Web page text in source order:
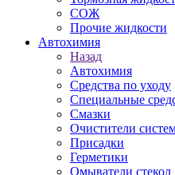
СОЖ
Прочие жидкости
Автохимия
Назад
Автохимия
Средства по уходу
Специальные
Смазки
Очистители
Присадки
Герметики
Омыватели стекол